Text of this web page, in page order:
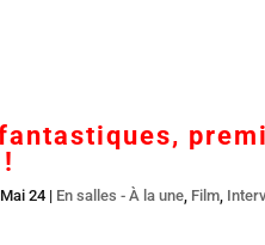
24| En salles - À la une, Film,